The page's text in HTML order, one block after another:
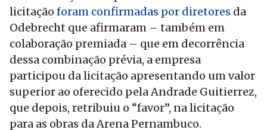
licitação foram confirmadas por diretores da
Odebrecht que afirmaram – também em
colaboração premiada – que em decorrência
dessa combinação prévia, a empresa
participou da licitação apresentando um valor
superior ao oferecido pela Andrade Guitierrez,
que depois, retribuiu o “favor”, na licitação
para as obras da Arena Pernambuco.